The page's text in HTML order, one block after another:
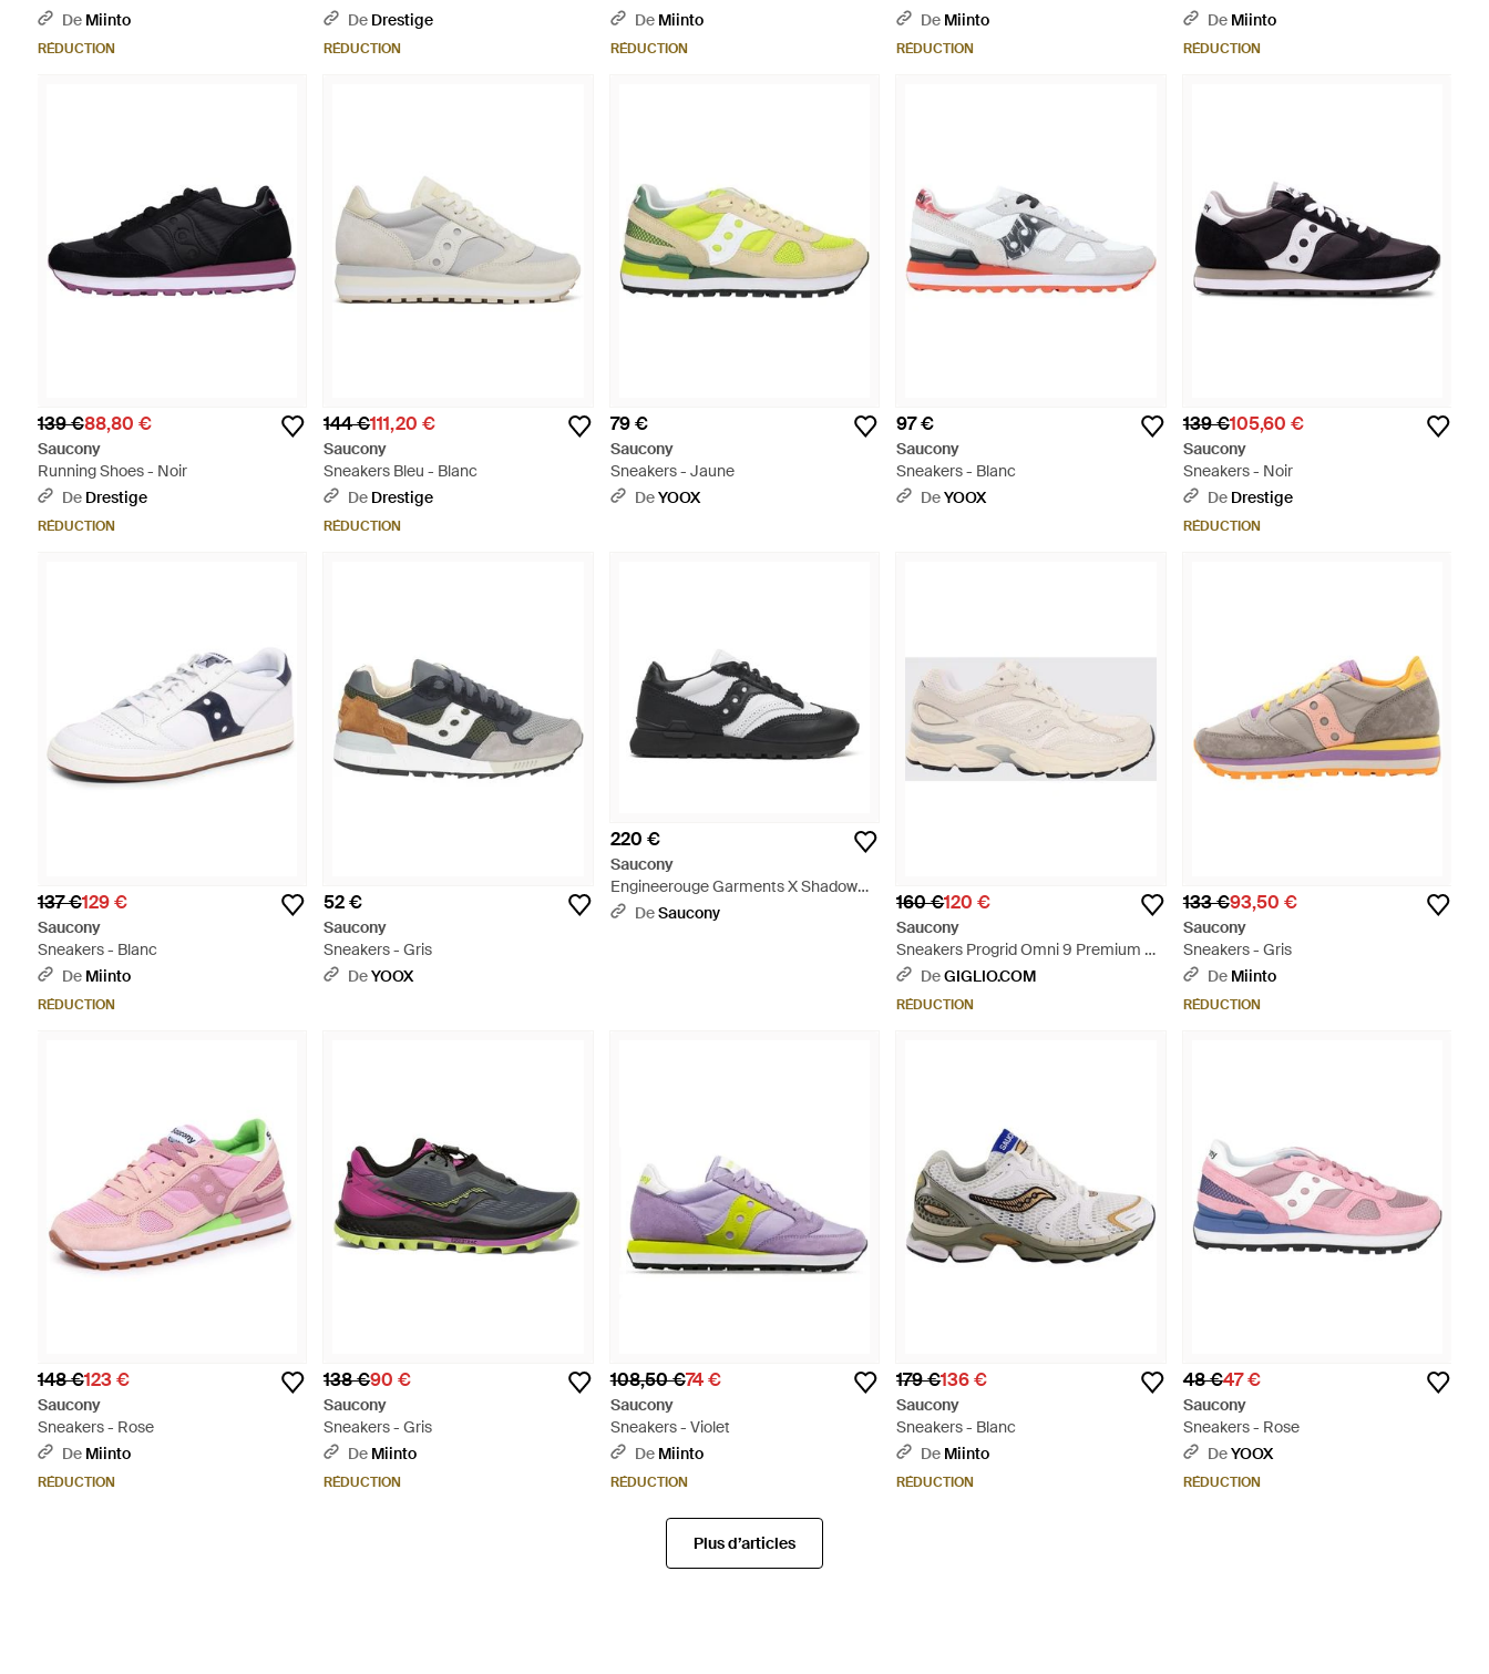
De Miinto
RÉDUCTION
De Drestige
RÉDUCTION
De Miinto
RÉDUCTION
De Miinto
RÉDUCTION
De Miinto
RÉDUCTION
139 €88,80 €
Saucony
Running Shoes - Noir
De Drestige
RÉDUCTION
144 €111,20 €
Saucony
Sneakers Bleu - Blanc
De Drestige
RÉDUCTION
79 €
Saucony
Sneakers - Jaune
DeYOOX
97 €
Saucony
Sneakers - Blanc
DeYOOX
139 €105,60 €
Saucony
Sneakers - Noir
De Drestige
RÉDUCTION
137 €129 €
Saucony
Sneakers - Blanc
De Miinto
RÉDUCTION
52 €
Saucony
Sneakers - Gris
DeYOOX
220 €
Saucony
Engineerouge Garments X Shadow
Original Wingtip - Noir
DeSaucony 160 €120 €
Saucony
Sneakers Progrid Omni 9 Premium En
Mesh Et Daim - Neutre
DeGIGLIO.COM
RÉDUCTION
133 €93,50 €
Saucony
Sneakers - Gris
De Miinto
RÉDUCTION
148 €123 €
Saucony
Sneakers - Rose
De Miinto
RÉDUCTION
138 €90 €
Saucony
Sneakers - Gris
De Miinto
RÉDUCTION
108,50 €74 €
Saucony
Sneakers - Violet
De Miinto
RÉDUCTION
179 €136 €
Saucony
Sneakers - Blanc
De Miinto
RÉDUCTION
48 €47 €
Saucony
Sneakers - Rose
DeYOOX
RÉDUCTION
Plus d’articles